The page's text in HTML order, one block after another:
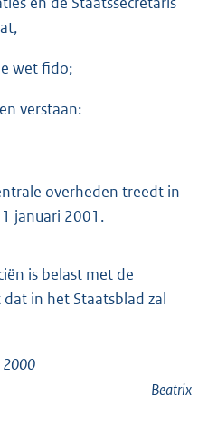
wet fido;
verstaan:
overheden treedt in
januari 2001.
is belast met de
in het Staatsblad zal
2000
Beatrix